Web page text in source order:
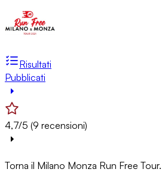
Risultati
Pubblicati
4,7/5 (9 recensioni)
Torna il Milano Monza Run Free Tour.